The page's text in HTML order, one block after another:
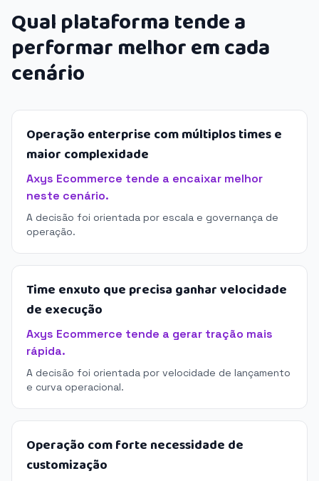
Qual plataforma tende a
performar melhor em cada
cenário
Operação enterprise com múltiplos times e
maior complexidade
Axys Ecommerce tende a encaixar melhor
neste cenário.
A decisão foi orientada por escala e governança de
operação.
Time enxuto que precisa ganhar velocidade
de execução
Axys Ecommerce tende a gerar tração mais
rápida.
A decisão foi orientada por velocidade de lançamento
e curva operacional.
Operação com forte necessidade de
customização